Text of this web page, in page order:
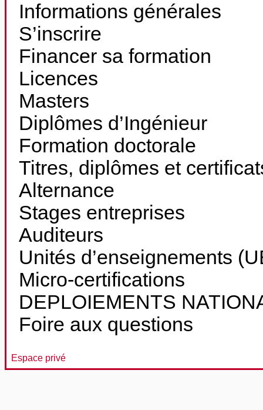
Informations générales
S’inscrire
Financer sa formation
Licences
Masters
Diplômes d’Ingénieur
Formation doctorale
Titres, diplômes et
Alternance
Stages entreprises
Auditeurs
Unités d’enseignements
Micro-certifications
DEPLOIEMENTS
Foire aux questions
Espace privé